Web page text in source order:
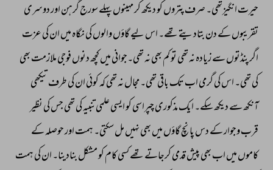
حیرت انگیزتھی۔ صرف پتروں کو دیکھ کر مہینوں پہلے سورج گرہن اور دوسری
تقریبوں کے دن بتادیتے تھے۔ اس لیے گاؤں والوں کی نگاہ میں ان کی عزت
اگر پنڈتوں سے زیادہ نہ تھی تو کم بھی نہ تھی۔جوانی میں کچھ دنوں فوجی ملازمت بھی
کی تھی۔ اس کی گرمی اب تک باقی تھی۔ مجال نہ تھی کہ کوئی ان کی طرف تیکھی
آنکھ سے دیکھ سکے۔ ایک مذکوری چپراسی کو ایسی علمی تنبیہ کی تھی جس کی نظیر
قرب وجوار کے دس پانچ گاؤں میں بھی نہیں مل سکتی۔ ہمت اور حوصلہ کے
کاموں میں اب بھی پیش قدمی کرجاتے تھے کسی کام کو مشکل بنادینا۔ ان کی ہمت